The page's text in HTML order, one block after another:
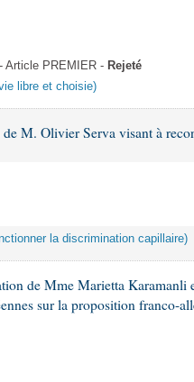
Article PREMIER - Rejeté
libre et choisie)
M. Olivier Serva visant à
la discrimination capillaire)
de Mme Marietta Karamanli
sur la proposition franco-